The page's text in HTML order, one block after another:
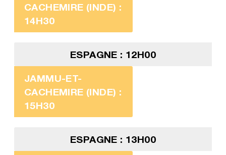
CACHEMIRE (INDE) :
14H30
ESPAGNE : 12H00
JAMMU-ET-
CACHEMIRE (INDE) :
15H30
ESPAGNE : 13H00